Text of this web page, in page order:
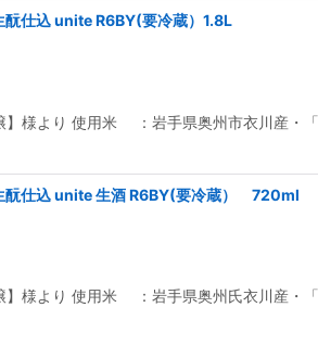
仕込 unite R6BY(要冷蔵）1.8L
様より 使用米 ：岩手県奥州市衣川産
酛仕込 unite 生酒 R6BY(要冷蔵） 720ml
様より 使用米 ：岩手県奥州氏衣川産